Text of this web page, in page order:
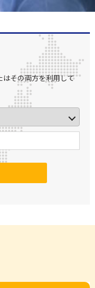
その両方を利用して